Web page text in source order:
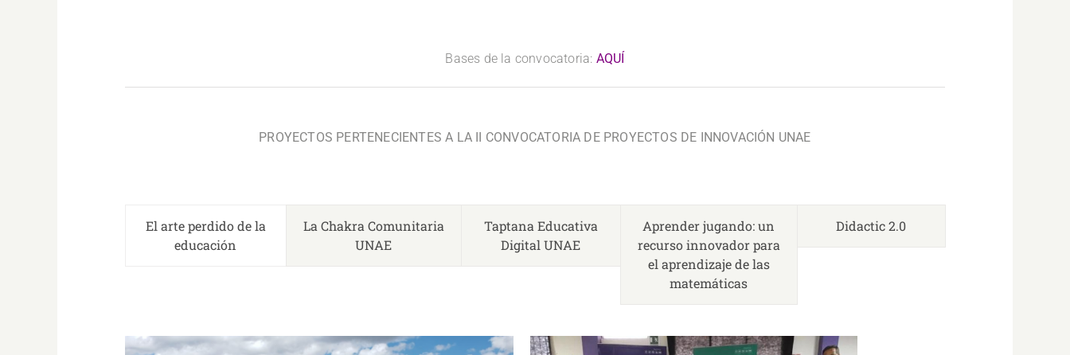
Bases de la convocatoria: AQUÍ
PROYECTOS PERTENECIENTES A LA II CONVOCATORIA DE PROYECTOS DE INNOVACIÓN UNAE
El arte perdido de la
educación
La Chakra Comunitaria
UNAE
Taptana Educativa
Digital UNAE
Aprender jugando: un
recurso innovador para
el aprendizaje de las
matemáticas
Didactic 2.0